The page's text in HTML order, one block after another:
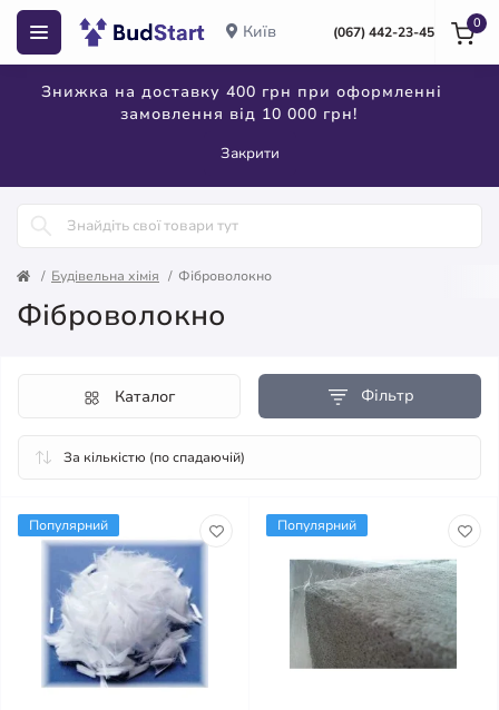
Київ (067) 442-23-45
Знижка на доставку 400 грн при оформленні
замовлення від 10 000 грн!
Закрити
0
Будівельна хімія Фіброволокно
Фіброволокно
Фільтр
Каталог
Популярний Популярний